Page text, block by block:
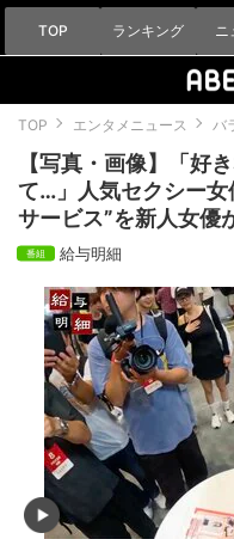
TOP ランキング ニ
TOP エンタメニュース バ
【写真・画像】「好
て…」人気セクシー女
サービス”を新人女優
給与明細